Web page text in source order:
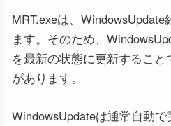
MRT.exeは、
ます。そのため、
を最新の状態に更新するこ
があります。
WindowsUpdateは通常自動